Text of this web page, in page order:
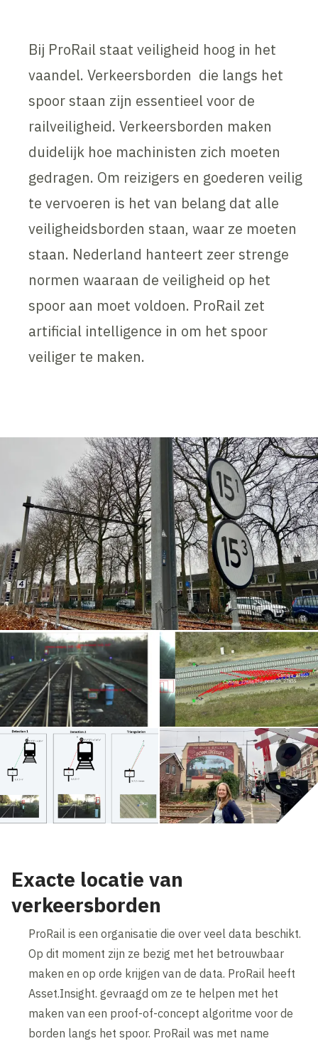
Bij ProRail staat veiligheid hoog in het
vaandel. Verkeersborden die langs het
spoor staan zijn essentieel voor de
railveiligheid. Verkeersborden maken
duidelijk hoe machinisten zich moeten
gedragen. Om reizigers en goederen veilig
te vervoeren is het van belang dat alle
veiligheidsborden staan, waar ze moeten
staan. Nederland hanteert zeer strenge
normen waaraan de veiligheid op het
spoor aan moet voldoen. ProRail zet
artificial intelligence in om het spoor
veiliger te maken.
Exacte locatie van
verkeersborden
ProRail is een organisatie die over veel data beschikt.
Op dit moment zijn ze bezig met het betrouwbaar
maken en op orde krijgen van de data. ProRail heeft
Asset.Insight. gevraagd om ze te helpen met het
maken van een proof-of-concept algoritme voor de
borden langs het spoor. ProRail was met name